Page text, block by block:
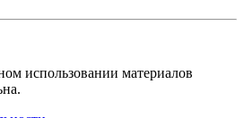
использовании материалов